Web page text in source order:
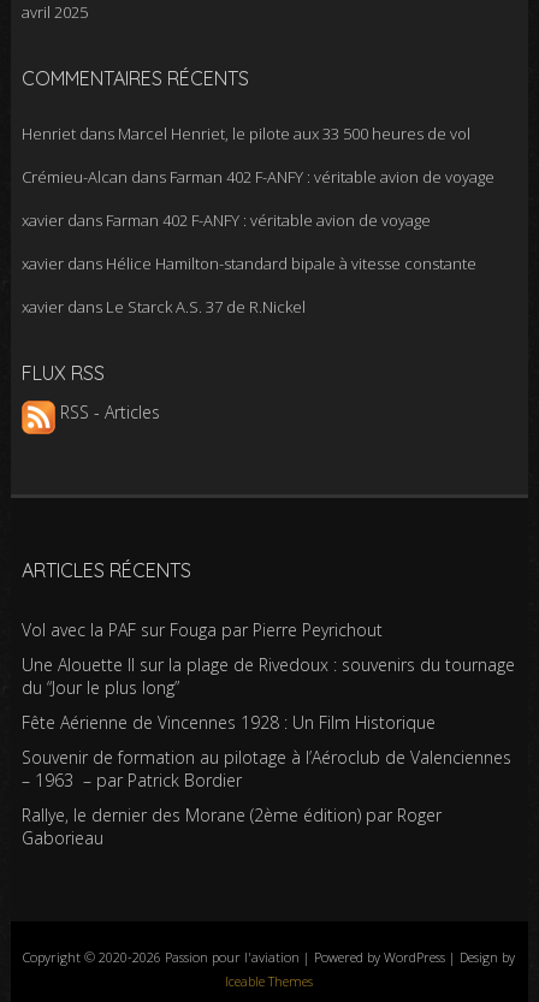
avril 2025
COMMENTAIRES RÉCENTS
Henrietdans Marcel Henriet, le pilote aux 33 500 heures de vol
Crémieu-Alcan dans Farman 402 F-ANFY : véritable avion de voyage
xavierdans Farman 402 F-ANFY : véritable avion de voyage
xavierdans Hélice Hamilton-standard bipale à vitesse constante
xavierdans Le Starck A.S. 37 de R.Nickel
FLUX RSS
RSS - Articles
ARTICLES RÉCENTS
Vol avec la PAF sur Fouga par Pierre Peyrichout
Une Alouette II sur la plage de Rivedoux : souvenirs du tournage
du “Jour le plus long”
Fête Aérienne de Vincennes 1928 : Un Film Historique
Souvenir de formation au pilotage à l’Aéroclub de Valenciennes
– 1963 – par Patrick Bordier
Rallye, le dernier des Morane (2ème édition) par Roger
Gaborieau
Copyright © 2020-2026 Passion pour l'aviation | Powered by WordPress | Design by
Iceable Themes